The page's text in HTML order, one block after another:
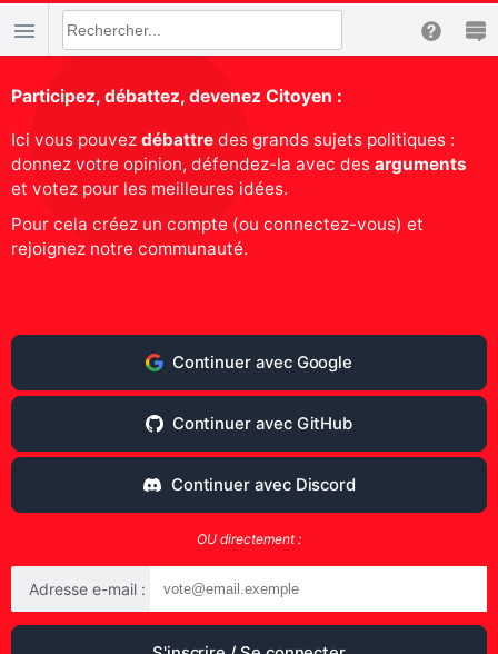
Participez, débattez, devenez Citoyen :
Ici vous pouvez débattre des grands sujets politiques :
donnez votre opinion, défendez-la avec des arguments
et votez pour les meilleures idées.
Pour cela créez un compte (ou connectez-vous) et
rejoignez notre communauté.
Continuer avec Google
Continuer avec GitHub
Continuer avec Discord
OU directement :
Adresse e-mail :